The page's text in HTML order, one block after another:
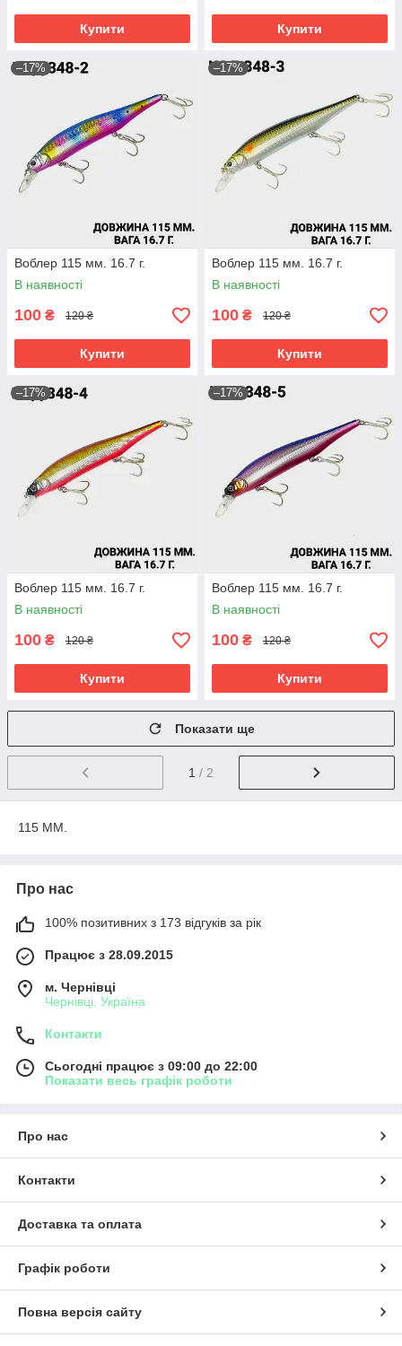
Купити Купити
–17%
Воблер 115 мм. 16.7 г.
В наявності
100 ₴ 120 ₴
Купити
–17%
Воблер 115 мм. 16.7 г.
В наявності
100 ₴ 120 ₴
Купити
–17%
Воблер 115 мм. 16.7 г.
В наявності
100 ₴ 120 ₴
Купити
–17%
Воблер 115 мм. 16.7 г.
В наявності
100 ₴ 120 ₴
Купити
Показати ще
1 / 2
115 ММ.
Про нас
100% позитивних з 173 відгуків за рік
Працює з 28.09.2015
м. Чернівці
Чернівці, Україна
Контакти
Сьогодні працює з 09:00 до 22:00
Показати весь графік роботи
Про нас
Контакти
Доставка та оплата
Графік роботи
Повна версія сайту